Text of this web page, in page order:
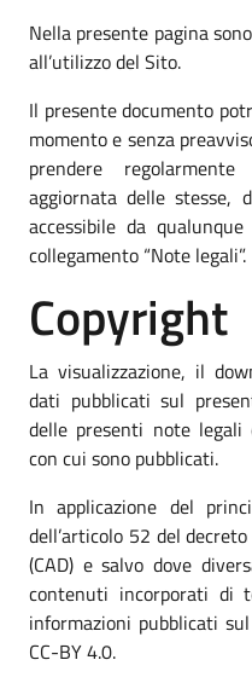
Nella presente pagina
all’utilizzo del Sito.
Il presente documento
momento e senza
prendere
aggiornata delle stesse,
accessibile da
collegamento “Note legali”.
Copyright
La visualizzazione, il
dati pubblicati sul
delle presenti note legali
con cui sono pubblicati.
In applicazione del
dell’articolo 52 del
(CAD) e salvo dove
contenuti incorporati di
informazioni pubblicati
CC-BY 4.0.